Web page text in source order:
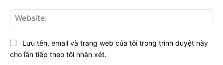
Lưu tên, email và trang web của tôi trong trình duyệt này
cho lần tiếp theo tôi nhận xét.